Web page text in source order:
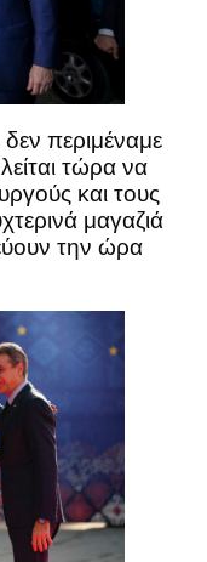
περιμέναμε
τώρα να
και τους
μαγαζιά
την ώρα